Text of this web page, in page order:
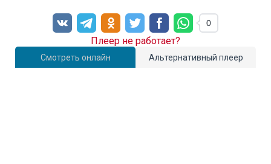
Смотреть онлайн Альтернативный плеер
Плеер не работает?
0